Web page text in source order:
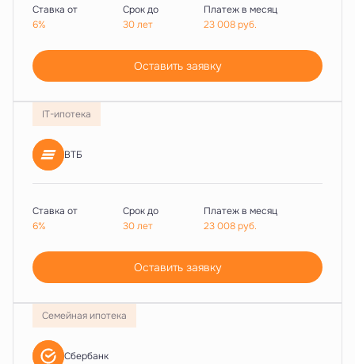
Ставка от
6%
Срок до
30 лет
Платеж в месяц
23 008руб.
Оставить заявку
IT-ипотека
ВТБ
Ставка от
6%
Срок до
30 лет
Платеж в месяц
23 008руб.
Оставить заявку
Семейная ипотека
Сбербанк